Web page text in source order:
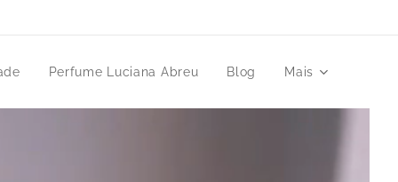
Perfume Luciana Abreu Blog Mais